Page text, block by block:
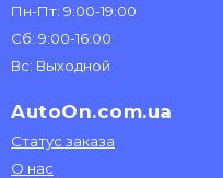
Пн-Пт: 9:00-19:00
Сб: 9:00-16:00
Вс: Выходной
AutoOn.com.ua
Статус заказа
О нас